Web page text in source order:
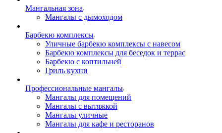
Мангальная зона
Мангалы с дымоходом
Барбекю комплексы
Уличные барбекю комплексы с навесом
Барбекю комплексы для беседок и террас
Барбекю с коптильней
Гриль кухни
Профессиональные мангалы
Мангалы для помещений
Мангалы с вытяжкой
Мангалы уличные
Мангалы для кафе и ресторанов